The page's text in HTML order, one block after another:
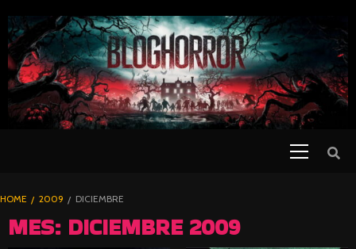
TO
CONTENT
BLOGHORROR
⋆
HOME 2009 DICIEMBRE
MES: DICIEMBRE 2009